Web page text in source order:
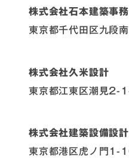
株式会社石本建築事
東京都千代田区九段
株式会社久米設計
東京都江東区潮見2-
株式会社建築設備設
東京都港区虎ノ門1-